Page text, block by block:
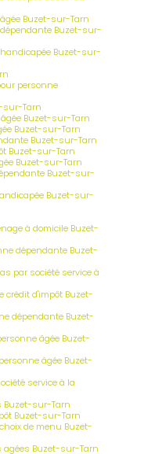
Buzet-sur-Tarn
Buzet-sur-
Buzet-sur-
personne
sur-Tarn
Buzet-sur-Tarn
Buzet-sur-Tarn
Buzet-sur-Tarn
Buzet-sur-Tarn
Buzet-sur-Tarn
Buzet-sur-
Buzet-sur-
à domicile Buzet-
dépendante Buzet-
par société service à
crédit d'impôt Buzet-
dépendante Buzet-
âgée Buzet-
âgée Buzet-
service à la
Buzet-sur-Tarn
Buzet-sur-Tarn
de menu Buzet-
agées Buzet-sur-Tarn